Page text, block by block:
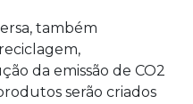
também
da emissão de CO2
serão criados